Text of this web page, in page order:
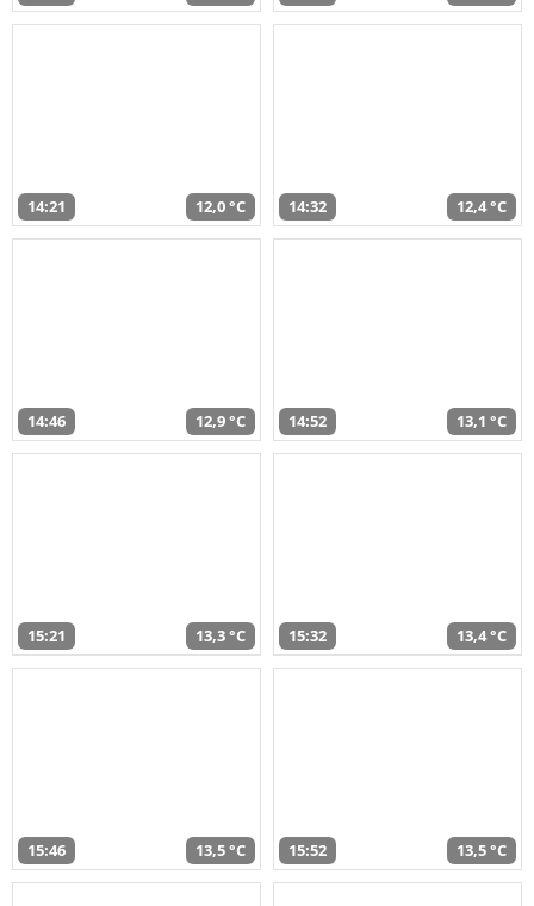
14:21 12,0 °C 14:32 12,4 °C
14:46 12,9 °C 14:52 13,1 °C
15:21 13,3 °C 15:32 13,4 °C
15:46 13,5 °C 15:52 13,5 °C